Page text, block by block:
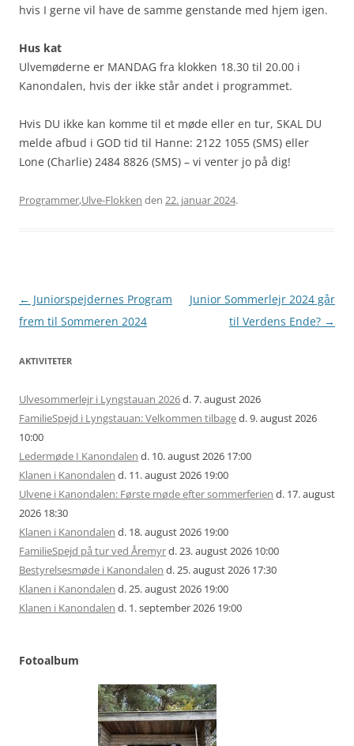
hvis I gerne vil have de samme genstande med hjem igen.
Hus kat
Ulvemøderne er MANDAG fra klokken 18.30 til 20.00 i
Kanondalen, hvis der ikke står andet i programmet.
Hvis DU ikke kan komme til et møde eller en tur, SKAL DU
melde afbud i GOD tid til Hanne: 2122 1055 (SMS) eller
Lone (Charlie) 2484 8826 (SMS) – vi venter jo på dig!
Programmer,Ulve-Flokken den 22. januar 2024.
Artikel
navigation
← Juniorspejdernes Program
frem til Sommeren 2024
Junior Sommerlejr 2024 går
til Verdens Ende? →
AKTIVITETER
Ulvesommerlejr i Lyngstauan 2026d. 7. august 2026
FamilieSpejd i Lyngstauan: Velkommen tilbaged. 9. august 2026
10:00
Ledermøde I Kanondalen d. 10. august 2026 17:00
Klanen i Kanondalen d. 11. august 2026 19:00
Ulvene i Kanondalen: Første møde efter sommerferien d. 17. august
2026 18:30
Klanen i Kanondalen d. 18. august 2026 19:00
FamilieSpejd på tur ved Åremyrd. 23. august 2026 10:00
Bestyrelsesmøde i Kanondalen d. 25. august 2026 17:30
Klanen i Kanondalen d. 25. august 2026 19:00
Klanen i Kanondalen d. 1. september 2026 19:00
Fotoalbum